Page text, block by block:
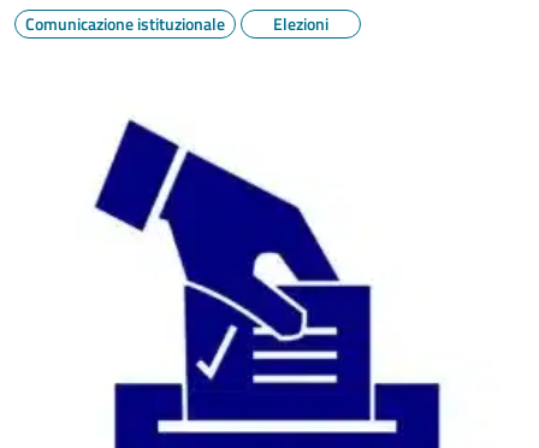
Comunicazione istituzionale Elezioni